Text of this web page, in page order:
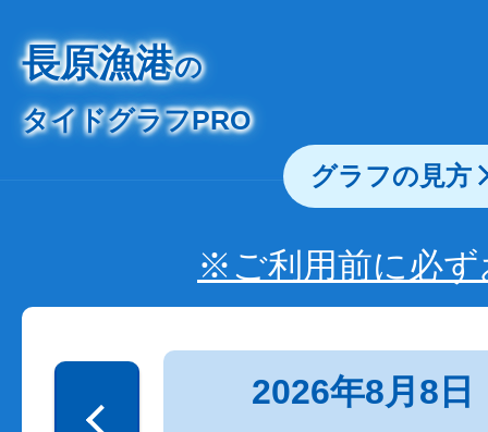
長原漁港の
タイドグラフPRO
グラフの見方
※ご利用前に必
2026年8月8日